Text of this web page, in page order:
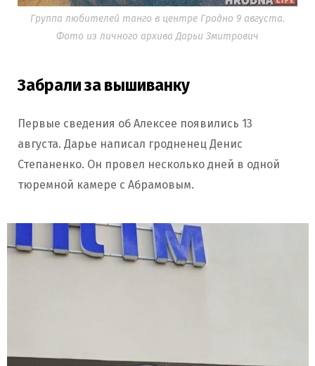
Группа любителей танго в центре Гродно 9 августа.
Фото из личного архива Дарьи Змитрович
Забрали за вышиванку
Первые сведения об Алексее появились 13
августа. Дарье написал гродненец Денис
Степаненко. Он провел несколько дней в одной
тюремной камере с Абрамовым.